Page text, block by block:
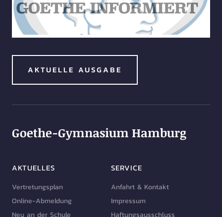
AKTUELLE AUSGABE
Goethe-Gymnasium Hamburg
AKTUELLES
Vertretungsplan
Online-Abmeldung
SERVICE
Anfahrt & Kontakt
Impressum